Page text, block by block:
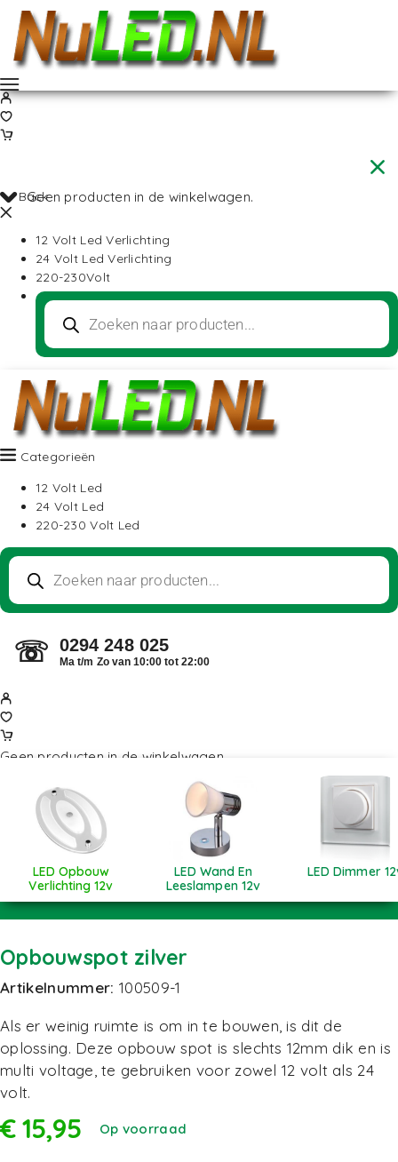
Geen producten in de winkelwagen.
Back
12 Volt Led Verlichting
24 Volt Led Verlichting
220-230Volt
Categorieën
12 Volt Led
24 Volt Led
220-230 Volt Led
☏ 0294 248 025
Ma t/m Zo van 10:00 tot 22:00
Geen producten in de winkelwagen.
LED Opbouw
Verlichting 12v
LED Wand En
Leeslampen 12v
LED Dimmer
Opbouwspot zilver
Artikelnummer:100509-1
Als er weinig ruimte is om in te bouwen, is dit de
oplossing. Deze opbouw spot is slechts 12mm dik en is
multi voltage, te gebruiken voor zowel 12 volt als 24
volt.
€15,95 Op voorraad